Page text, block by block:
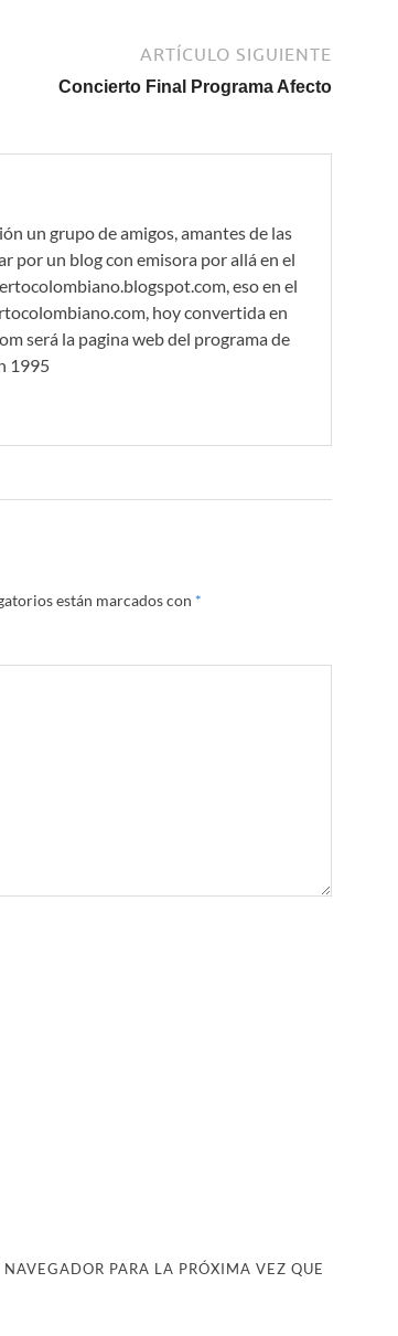
ARTÍCULO SIGUIENTE
Concierto Final Programa Afecto
un grupo de amigos, amantes de las
por un blog con emisora por allá en el
eso en el
hoy convertida en
será la pagina web del programa de
1995
están marcados con *
PARA LA PRÓXIMA VEZ QUE